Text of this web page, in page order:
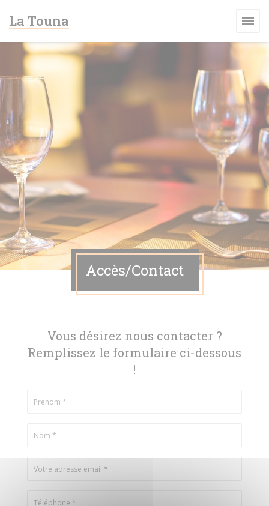
La Touna
Accès/Contact
Vous désirez nous contacter ?
Remplissez le formulaire ci-dessous
!